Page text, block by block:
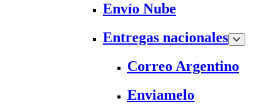
Envío Nube
Entregas nacionales
Correo Argentino
Enviamelo